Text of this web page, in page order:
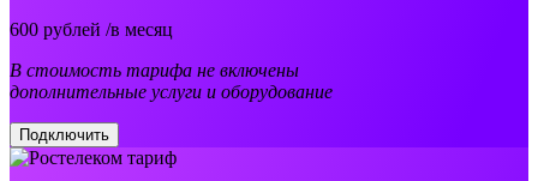
600 рублей /в месяц
В стоимость тарифа не включены
дополнительные услуги и оборудование
Подключить